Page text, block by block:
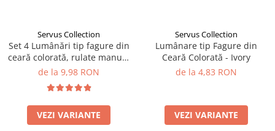
Servus Collection
Set 4 Lumânări tip fagure din
ceară colorată, rulate manual
- Ivory
de la 9,98 RON
VEZI VARIANTE
Servus Collection
Lumânare tip Fagure din
Ceară Colorată - Ivory
de la 4,83 RON
VEZI VARIANTE